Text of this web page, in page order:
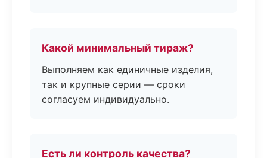
Какой минимальный тираж?
Выполняем как единичные изделия,
так и крупные серии — сроки
согласуем индивидуально.
Есть ли контроль качества?